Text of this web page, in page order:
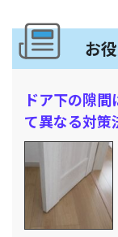
お
ドア下の隙
て異なる対策